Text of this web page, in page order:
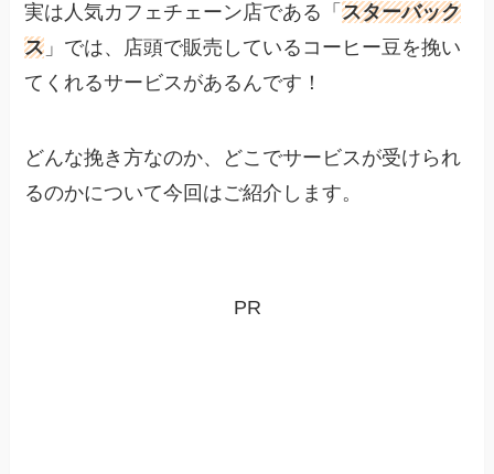
実は人気カフェチェーン店である「スターバック
ス 」では、店頭で販売しているコーヒー豆を挽い
てくれるサービスがあるんです！
どんな挽き方なのか、どこでサービスが受けられ
るのかについて今回はご紹介します。
PR